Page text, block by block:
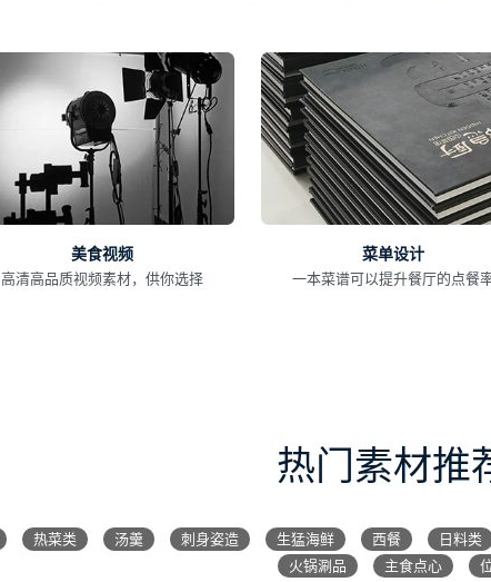
美食视频
高清高品质视频素材，供你选择
菜单设计
一本菜谱可以提升餐厅的点餐
热门素材推
热菜类 汤羹 刺身姿造 生猛海鲜 西餐 日料类
火锅涮品
主食点心